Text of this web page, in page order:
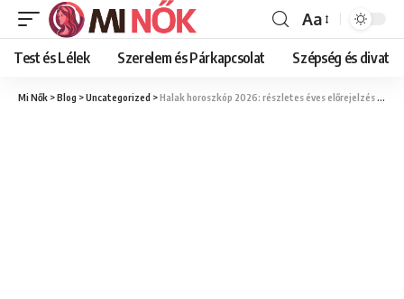
Font
Resizer
Aa
Test és Lélek Szerelem és Párkapcsolat Szépség és divat
Mi Nők >Blog >Uncategorized >Halak horoszkóp 2026: részletes éves előrejelzés – Szerelem, egészség, karrier és pénzügyek